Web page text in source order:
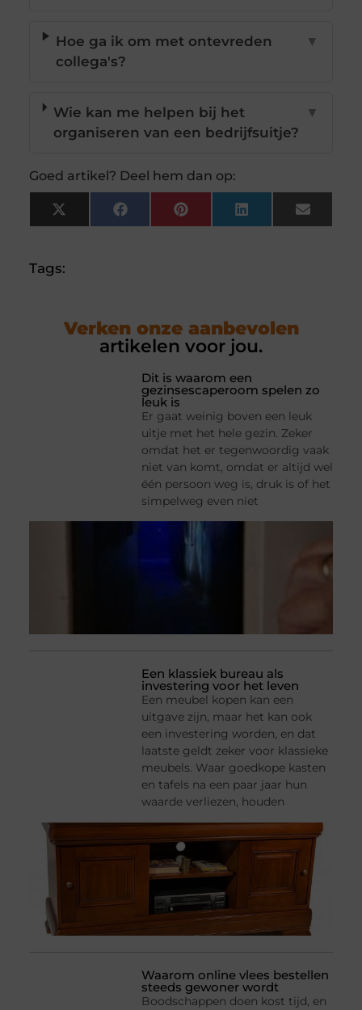
Hoe ga ik om met ontevreden
collega's?
▼
Wie kan me helpen bij het
organiseren van een bedrijfsuitje?
▼
Goed artikel? Deel hem dan op:
X
(Twitter)
FacebookPinterestLinkedInEmail
Tags:
Verken onze aanbevolen
artikelen voor jou.
Dit is waarom een
gezinsescaperoom spelen zo
leuk is
Er gaat weinig boven een leuk
uitje met het hele gezin. Zeker
omdat het er tegenwoordig vaak
niet van komt, omdat er altijd wel
één persoon weg is, druk is of het
simpelweg even niet
Een klassiek bureau als
investering voor het leven
Een meubel kopen kan een
uitgave zijn, maar het kan ook
een investering worden, en dat
laatste geldt zeker voor klassieke
meubels. Waar goedkope kasten
en tafels na een paar jaar hun
waarde verliezen, houden
Waarom online vlees bestellen
steeds gewoner wordt
Boodschappen doen kost tijd, en